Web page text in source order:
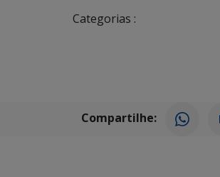
Categorias :
Compartilhe: